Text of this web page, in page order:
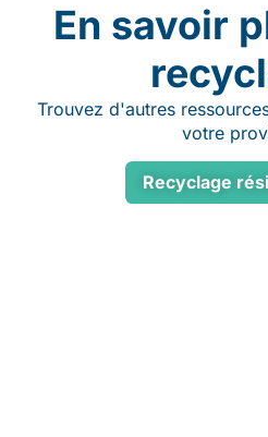
En savoir
Trouvez d'autres
votre
Recyclage